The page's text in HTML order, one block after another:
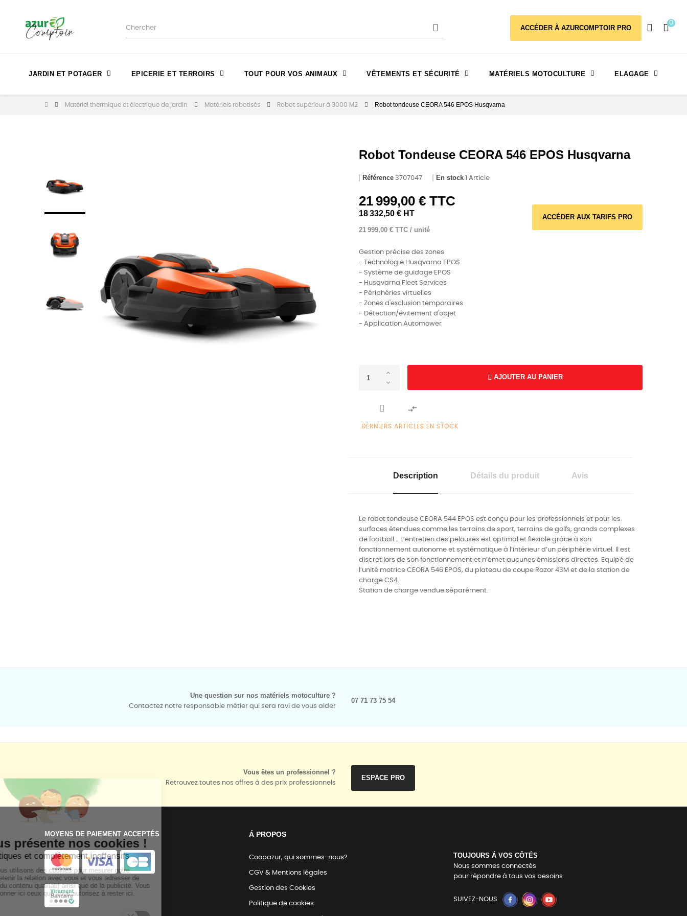
ACCÉDER À AZURCOMPTOIR PRO
0
JARDIN ET POTAGER EPICERIE ET TERROIRS TOUT POUR VOS ANIMAUX VÊTEMENTS ET SÉCURITÉ MATÉRIELS MOTOCULTURE ELAGAGE
Matériel thermique et électrique de jardin Matériels robotisés Robot supérieur à 3000 M2 Robot tondeuse CEORA 546 EPOS Husqvarna
Robot Tondeuse CEORA 546 EPOS Husqvarna
Référence 3707047 En stock 1 Article
21 999,00 € TTC
18 332,50 € HT
21 999,00 € TTC / unité
ACCÉDER AUX TARIFS PRO
Gestion précise des zones
- Technologie Husqvarna EPOS
- Système de guidage EPOS
- Husqvarna Fleet Services
- Périphéries virtuelles
- Zones d'exclusion temporaires
- Détection/évitement d'objet
- Application Automower
AJOUTER AU PANIER

DERNIERS ARTICLES EN STOCK
Description Détails du produit Avis
Le robot tondeuse CEORA 544 EPOS est conçu pour les professionnels et pour les
surfaces étendues comme les terrains de sport, terrains de golfs, grands complexes
de football... L’entretien des pelouses est optimal et flexible grâce à son
fonctionnement autonome et systématique à l’intérieur d’un périphérie virtuel. Il est
discret lors de son fonctionnement et n’émet aucunes émissions directes.
Equipé de
l’unité motrice CEORA 546 EPOS, du plateau de coupe Razor 43M et de la station de
charge CS4.
Station de charge vendue séparément.
Une question sur nos matériels motoculture ?
Contactez notre responsable métier qui sera ravi de vous aider
07 71 73 75 54
Vous êtes un professionnel ?
Retrouvez toutes nos offres à des prix professionnels
ESPACE PRO
MOYENS DE PAIEMENT ACCEPTÉS Á PROPOS
Coopazur, qui sommes-nous?
CGV & Mentions légales
Gestion des Cookies
Politique de cookies
TOUJOURS Á VOS CÔTÉS
Nous sommes connectés
pour répondre à tous vos besoins
SUIVEZ-NOUS